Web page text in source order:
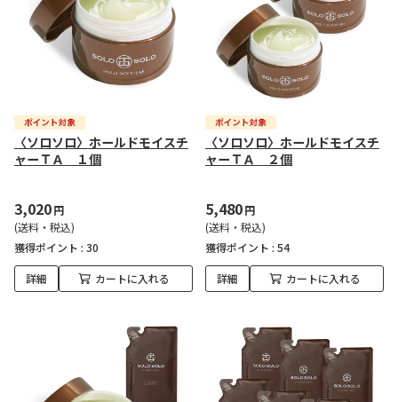
〈ソロソロ〉ホールドモイスチ
ャーＴＡ １個
3,020円
(送料・税込)
獲得ポイント : 30
詳細 カートに入れる
〈ソロソロ〉ホールドモイスチ
ャーＴＡ ２個
5,480円
(送料・税込)
獲得ポイント : 54
詳細 カートに入れる